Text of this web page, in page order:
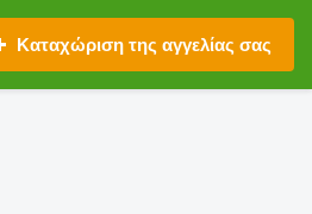
Καταχώριση της αγγελίας σας